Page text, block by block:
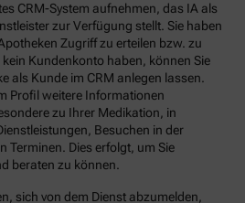
CRM-System aufnehmen, das IA als
zur Verfügung stellt. Sie haben
Zugriff zu erteilen bzw. zu
Kundenkonto haben, können Sie
als Kunde im CRM anlegen lassen.
Profil weitere Informationen
zu Ihrer Medikation, in
Besuchen in der
Terminen. Dies erfolgt, um Sie
beraten zu können.
sich von dem Dienst abzumelden,